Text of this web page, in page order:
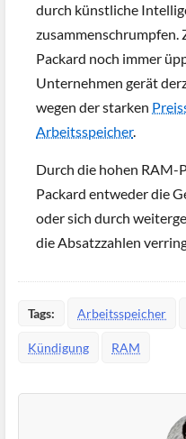
durch künstliche
Packard noch immer
Unternehmen gerät
wegen der starken
Arbeitsspeicher.
Durch die hohen
Packard entweder die
oder sich durch
die Absatzzahlen
Tags: Arbeitsspeicher
Kündigung RAM